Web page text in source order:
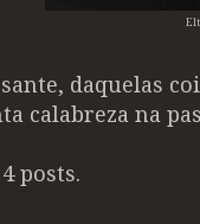
daquelas
calabreza na
posts.